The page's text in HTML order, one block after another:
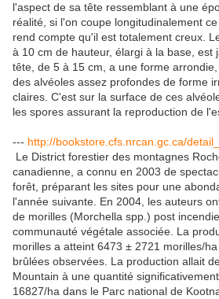
l'aspect de sa tête ressemblant à une
réalité, si l'on coupe longitudinalement
rend compte qu'il est totalement creux.
à 10 cm de hauteur, élargi à la base, est
tête, de 5 à 15 cm, a une forme
des alvéoles assez profondes de forme
claires. C'est sur la surface de ces
les spores assurant la reproduction de
--- http://bookstore.cfs.nrcan.gc.ca/
Le District forestier des montagnes
canadienne, a connu en 2003 de
forêt, préparant les sites pour une
l'année suivante. En 2004, les auteurs
de morilles (Morchella spp.) post
communauté végétale associée. La
morilles a atteint 6473 ± 2721 morilles/
brûlées observées. La production allait
Mountain à une quantité
16827/ha dans le Parc national de